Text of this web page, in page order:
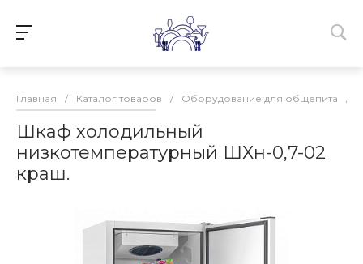
Главная / Каталог товаров / Оборудование для общепита /
Шкаф холодильный
низкотемпературный ШХн-0,7-02
краш.